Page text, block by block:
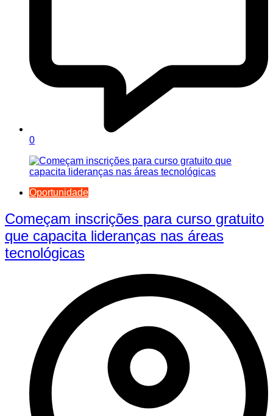
0
Oportunidade
Começam inscrições para curso gratuito
que capacita lideranças nas áreas
tecnológicas